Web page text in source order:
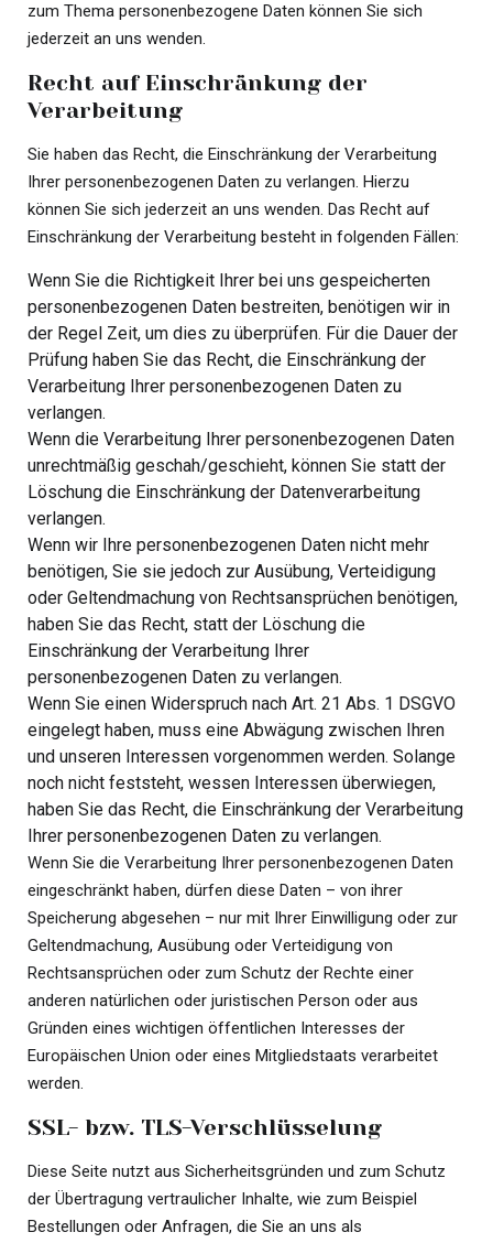
zum Thema personenbezogene Daten können Sie sich
jederzeit an uns wenden.
Recht auf Einschränkung der
Verarbeitung
Sie haben das Recht, die Einschränkung der Verarbeitung
Ihrer personenbezogenen Daten zu verlangen. Hierzu
können Sie sich jederzeit an uns wenden. Das Recht auf
Einschränkung der Verarbeitung besteht in folgenden Fällen:
Wenn Sie die Richtigkeit Ihrer bei uns gespeicherten
personenbezogenen Daten bestreiten, benötigen wir in
der Regel Zeit, um dies zu überprüfen. Für die Dauer der
Prüfung haben Sie das Recht, die Einschränkung der
Verarbeitung Ihrer personenbezogenen Daten zu
verlangen.
Wenn die Verarbeitung Ihrer personenbezogenen Daten
unrechtmäßig geschah/geschieht, können Sie statt der
Löschung die Einschränkung der Datenverarbeitung
verlangen.
Wenn wir Ihre personenbezogenen Daten nicht mehr
benötigen, Sie sie jedoch zur Ausübung, Verteidigung
oder Geltendmachung von Rechtsansprüchen benötigen,
haben Sie das Recht, statt der Löschung die
Einschränkung der Verarbeitung Ihrer
personenbezogenen Daten zu verlangen.
Wenn Sie einen Widerspruch nach Art. 21 Abs. 1 DSGVO
eingelegt haben, muss eine Abwägung zwischen Ihren
und unseren Interessen vorgenommen werden. Solange
noch nicht feststeht, wessen Interessen überwiegen,
haben Sie das Recht, die Einschränkung der Verarbeitung
Ihrer personenbezogenen Daten zu verlangen.
Wenn Sie die Verarbeitung Ihrer personenbezogenen Daten
eingeschränkt haben, dürfen diese Daten – von ihrer
Speicherung abgesehen – nur mit Ihrer Einwilligung oder zur
Geltendmachung, Ausübung oder Verteidigung von
Rechtsansprüchen oder zum Schutz der Rechte einer
anderen natürlichen oder juristischen Person oder aus
Gründen eines wichtigen öffentlichen Interesses der
Europäischen Union oder eines Mitgliedstaats verarbeitet
werden.
SSL- bzw. TLS-Verschlüsselung
Diese Seite nutzt aus Sicherheitsgründen und zum Schutz
der Übertragung vertraulicher Inhalte, wie zum Beispiel
Bestellungen oder Anfragen, die Sie an uns als